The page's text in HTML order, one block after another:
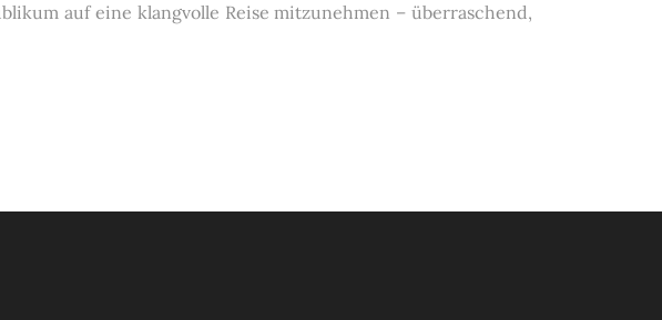
auf eine klangvolle Reise mitzunehmen – überraschend,